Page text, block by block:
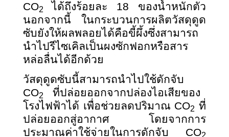
CO2 ได้ถึงร้อยละ 18 ของน้ำหนักตัว
นอกจากนี้ ในกระบวนการผลิตวัสดุดูด
ซับยังให้ผลพลอยได้คือขี้ผึ้งซึ่งสามารถ
นำไปรีไซเคิลเป็นผงซักฟอกหรือสาร
หล่อลื่นได้อีกด้วย
วัสดุดูดซับนี้สามารถนำไปใช้ดักจับ
CO2
ที่ปล่อยออกจากปล่องไอเสียของ
โรงไฟฟ้าได้ เพื่อช่วยลดปริมาณ CO2 ที่
ปล่อยออกสู่อากาศ โดยจากการ
ประมาณค่าใช้จ่ายในการดักจับ CO2